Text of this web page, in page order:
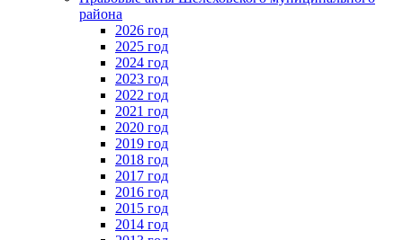
района
2026 год
2025 год
2024 год
2023 год
2022 год
2021 год
2020 год
2019 год
2018 год
2017 год
2016 год
2015 год
2014 год